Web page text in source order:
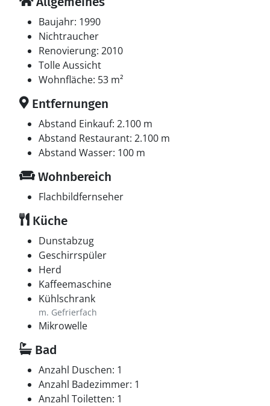
Baujahr: 1990
Nichtraucher
Renovierung: 2010
Tolle Aussicht
Wohnfläche: 53 m²
Entfernungen
Abstand Einkauf: 2.100 m
Abstand Restaurant: 2.100 m
Abstand Wasser: 100 m
Wohnbereich
Flachbildfernseher
Küche
Dunstabzug
Geschirrspüler
Herd
Kaffeemaschine
Kühlschrank
m. Gefrierfach
Mikrowelle
Bad
Anzahl Duschen: 1
Anzahl Badezimmer: 1
Anzahl Toiletten: 1